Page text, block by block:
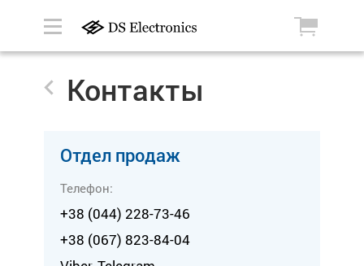
Контакты
Отдел продаж
Телефон:
+38 (044) 228-73-46
+38 (067) 823-84-04